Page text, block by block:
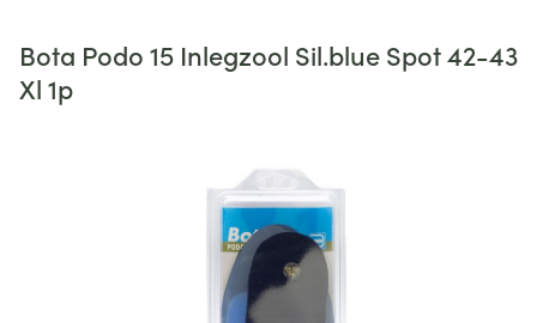
Bota Podo 15 Inlegzool Sil.blue Spot 42-43
Xl 1p